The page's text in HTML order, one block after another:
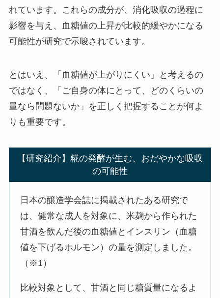
れています。これらの成分が、消化吸収の過程に
影響を与え、血糖値の上昇が比較的緩やかになる
可能性が研究で示唆されています。
とはいえ、「血糖値が上がりにくい」と考えるの
ではなく、「ご自身の体にとって、どのくらいの
量なら問題ないか」を正しく把握することが何よ
りも重要です。
【研究紹介】糀の発酵が生む、おだやかな吸収
の可能性
日本の醸造学会誌に掲載されたある研究で
は、健常な成人を対象に、米麹から作られた
甘酒を飲んだ後の血糖値とインスリン（血糖
値を下げるホルモン）の量を測定しました。
（※1）
比較対象として、甘酒と同じ糖質量になるよ